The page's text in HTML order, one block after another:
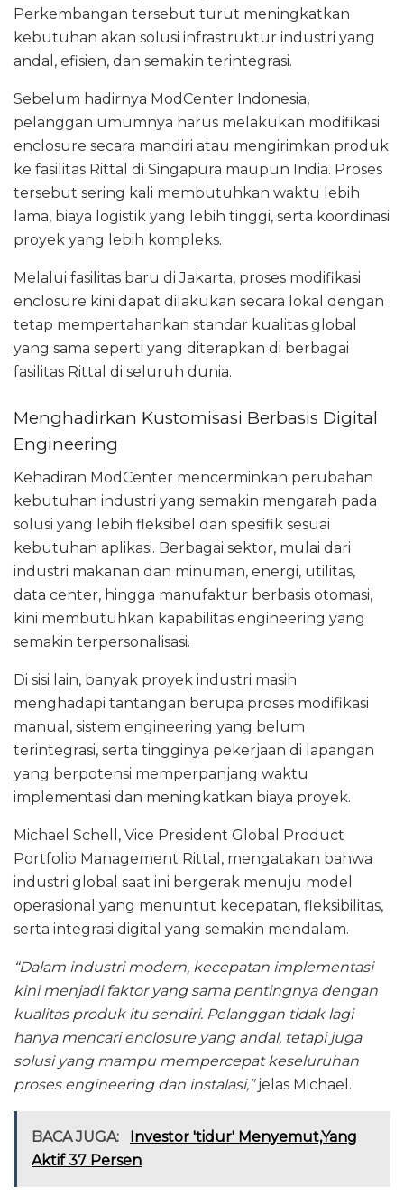
Perkembangan tersebut turut meningkatkan
kebutuhan akan solusi infrastruktur industri yang
andal, efisien, dan semakin terintegrasi.
Sebelum hadirnya ModCenter Indonesia,
pelanggan umumnya harus melakukan modifikasi
enclosure secara mandiri atau mengirimkan produk
ke fasilitas Rittal di Singapura maupun India. Proses
tersebut sering kali membutuhkan waktu lebih
lama, biaya logistik yang lebih tinggi, serta koordinasi
proyek yang lebih kompleks.
Melalui fasilitas baru di Jakarta, proses modifikasi
enclosure kini dapat dilakukan secara lokal dengan
tetap mempertahankan standar kualitas global
yang sama seperti yang diterapkan di berbagai
fasilitas Rittal di seluruh dunia.
Menghadirkan Kustomisasi Berbasis Digital
Engineering
Kehadiran ModCenter mencerminkan perubahan
kebutuhan industri yang semakin mengarah pada
solusi yang lebih fleksibel dan spesifik sesuai
kebutuhan aplikasi. Berbagai sektor, mulai dari
industri makanan dan minuman, energi, utilitas,
data center, hingga manufaktur berbasis otomasi,
kini membutuhkan kapabilitas engineering yang
semakin terpersonalisasi.
Di sisi lain, banyak proyek industri masih
menghadapi tantangan berupa proses modifikasi
manual, sistem engineering yang belum
terintegrasi, serta tingginya pekerjaan di lapangan
yang berpotensi memperpanjang waktu
implementasi dan meningkatkan biaya proyek.
Michael Schell, Vice President Global Product
Portfolio Management Rittal, mengatakan bahwa
industri global saat ini bergerak menuju model
operasional yang menuntut kecepatan, fleksibilitas,
serta integrasi digital yang semakin mendalam.
“Dalam industri modern, kecepatan implementasi
kini menjadi faktor yang sama pentingnya dengan
kualitas produk itu sendiri. Pelanggan tidak lagi
hanya mencari enclosure yang andal, tetapi juga
solusi yang mampu mempercepat keseluruhan
proses engineering dan instalasi,”jelas Michael.
BACA JUGA:
Investor 'tidur' Menyemut,Yang
Aktif 37 Persen